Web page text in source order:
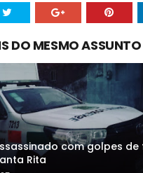
DO MESMO ASSUNTO
com golpes de
Rita